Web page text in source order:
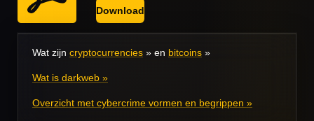
Download
Wat zijn cryptocurrencies » en bitcoins »
Wat is darkweb »
Overzicht met cybercrime vormen en begrippen »